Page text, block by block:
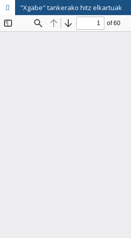
"Xgabe" tankerako hitz elkartuak